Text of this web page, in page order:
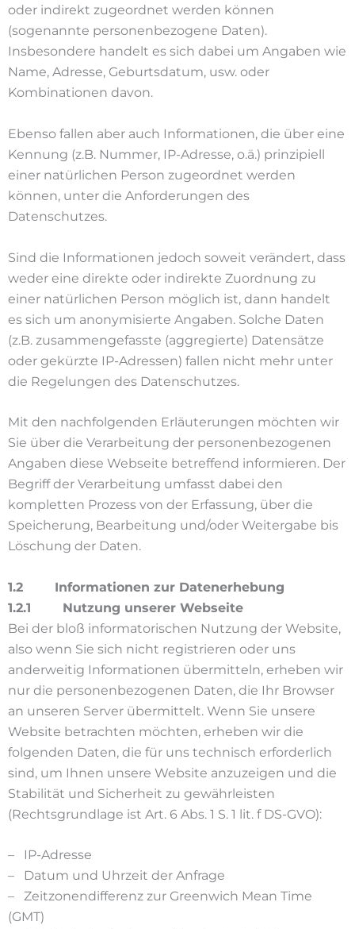
oder indirekt zugeordnet werden können
(sogenannte personenbezogene Daten).
Insbesondere handelt es sich dabei um Angaben wie
Name, Adresse, Geburtsdatum, usw. oder
Kombinationen davon.
Ebenso fallen aber auch Informationen, die über eine
Kennung (z.B. Nummer, IP-Adresse, o.ä.) prinzipiell
einer natürlichen Person zugeordnet werden
können, unter die Anforderungen des
Datenschutzes.
Sind die Informationen jedoch soweit verändert, dass
weder eine direkte oder indirekte Zuordnung zu
einer natürlichen Person möglich ist, dann handelt
es sich um anonymisierte Angaben. Solche Daten
(z.B. zusammengefasste (aggregierte) Datensätze
oder gekürzte IP-Adressen) fallen nicht mehr unter
die Regelungen des Datenschutzes.
Mit den nachfolgenden Erläuterungen möchten wir
Sie über die Verarbeitung der personenbezogenen
Angaben diese Webseite betreffend informieren. Der
Begriff der Verarbeitung umfasst dabei den
kompletten Prozess von der Erfassung, über die
Speicherung, Bearbeitung und/oder Weitergabe bis
Löschung der Daten.
1.2 Informationen zur Datenerhebung
1.2.1 Nutzung unserer Webseite
Bei der bloß informatorischen Nutzung der Website,
also wenn Sie sich nicht registrieren oder uns
anderweitig Informationen übermitteln, erheben wir
nur die personenbezogenen Daten, die Ihr Browser
an unseren Server übermittelt. Wenn Sie unsere
Website betrachten möchten, erheben wir die
folgenden Daten, die für uns technisch erforderlich
sind, um Ihnen unsere Website anzuzeigen und die
Stabilität und Sicherheit zu gewährleisten
(Rechtsgrundlage ist Art. 6 Abs. 1 S. 1 lit. f DS-GVO):
– IP-Adresse
– Datum und Uhrzeit der Anfrage
– Zeitzonendifferenz zur Greenwich Mean Time
(GMT)